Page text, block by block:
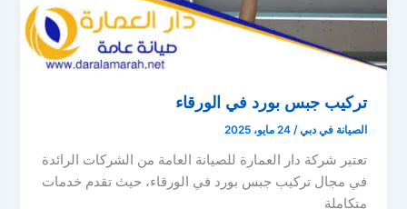
تركيب جبس بورد في الورقاء
الصيانة في دبي/24 مايو، 2025
تعتبر شركة دار العمارة للصيانة العامة من الشركات الرائدة
في مجال تركيب جبس بورد في الورقاء، حيث تقدم خدمات
متكاملة